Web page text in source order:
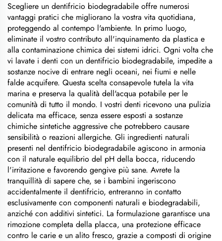
Scegliere un dentifricio biodegradabile offre numerosi
vantaggi pratici che migliorano la vostra vita quotidiana,
proteggendo al contempo l'ambiente. In primo luogo,
eliminate il vostro contributo all'inquinamento da plastica e
alla contaminazione chimica dei sistemi idrici. Ogni volta che
vi lavate i denti con un dentifricio biodegradabile, impedite a
sostanze nocive di entrare negli oceani, nei fiumi e nelle
falde acquifere. Questa scelta consapevole tutela la vita
marina e preserva la qualità dell'acqua potabile per le
comunità di tutto il mondo. I vostri denti ricevono una pulizia
delicata ma efficace, senza essere esposti a sostanze
chimiche sintetiche aggressive che potrebbero causare
sensibilità o reazioni allergiche. Gli ingredienti naturali
presenti nel dentifricio biodegradabile agiscono in armonia
con il naturale equilibrio del pH della bocca, riducendo
l'irritazione e favorendo gengive più sane. Avrete la
tranquillità di sapere che, se i bambini ingeriscono
accidentalmente il dentifricio, entreranno in contatto
esclusivamente con componenti naturali e biodegradabili,
anziché con additivi sintetici. La formulazione garantisce una
rimozione completa della placca, una protezione efficace
contro le carie e un alito fresco, grazie a composti di origine